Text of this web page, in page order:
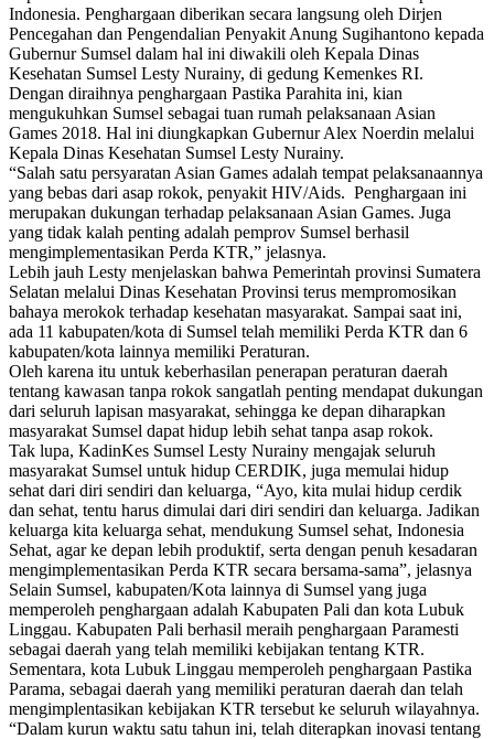
Indonesia. Penghargaan diberikan secara langsung oleh Dirjen
Pencegahan dan Pengendalian Penyakit Anung Sugihantono kepada
Gubernur Sumsel dalam hal ini diwakili oleh Kepala Dinas
Kesehatan Sumsel Lesty Nurainy, di gedung Kemenkes RI.
Dengan diraihnya penghargaan Pastika Parahita ini, kian
mengukuhkan Sumsel sebagai tuan rumah pelaksanaan Asian
Games 2018. Hal ini diungkapkan Gubernur Alex Noerdin melalui
Kepala Dinas Kesehatan Sumsel Lesty Nurainy.
“Salah satu persyaratan Asian Games adalah tempat pelaksanaannya
yang bebas dari asap rokok, penyakit HIV/Aids. Penghargaan ini
merupakan dukungan terhadap pelaksanaan Asian Games. Juga
yang tidak kalah penting adalah pemprov Sumsel berhasil
mengimplementasikan Perda KTR,” jelasnya.
Lebih jauh Lesty menjelaskan bahwa Pemerintah provinsi Sumatera
Selatan melalui Dinas Kesehatan Provinsi terus mempromosikan
bahaya merokok terhadap kesehatan masyarakat. Sampai saat ini,
ada 11 kabupaten/kota di Sumsel telah memiliki Perda KTR dan 6
kabupaten/kota lainnya memiliki Peraturan.
Oleh karena itu untuk keberhasilan penerapan peraturan daerah
tentang kawasan tanpa rokok sangatlah penting mendapat dukungan
dari seluruh lapisan masyarakat, sehingga ke depan diharapkan
masyarakat Sumsel dapat hidup lebih sehat tanpa asap rokok.
Tak lupa, KadinKes Sumsel Lesty Nurainy mengajak seluruh
masyarakat Sumsel untuk hidup CERDIK, juga memulai hidup
sehat dari diri sendiri dan keluarga, “Ayo, kita mulai hidup cerdik
dan sehat, tentu harus dimulai dari diri sendiri dan keluarga. Jadikan
keluarga kita keluarga sehat, mendukung Sumsel sehat, Indonesia
Sehat, agar ke depan lebih produktif, serta dengan penuh kesadaran
mengimplementasikan Perda KTR secara bersama-sama”, jelasnya
Selain Sumsel, kabupaten/Kota lainnya di Sumsel yang juga
memperoleh penghargaan adalah Kabupaten Pali dan kota Lubuk
Linggau. Kabupaten Pali berhasil meraih penghargaan Paramesti
sebagai daerah yang telah memiliki kebijakan tentang KTR.
Sementara, kota Lubuk Linggau memperoleh penghargaan Pastika
Parama, sebagai daerah yang memiliki peraturan daerah dan telah
mengimplentasikan kebijakan KTR tersebut ke seluruh wilayahnya.
“Dalam kurun waktu satu tahun ini, telah diterapkan inovasi tentang